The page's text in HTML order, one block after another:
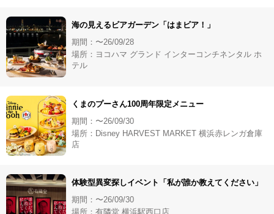
海の見えるビアガーデン「はまビア！」
期間：〜26/09/28
場所：ヨコハマ グランド インターコンチネンタル ホ
テル
くまのプーさん100周年限定メニュー
期間：〜26/09/30
場所：Disney HARVEST MARKET 横浜赤レンガ倉庫
店
体験型異変探しイベント「私が誰か教えてください」
期間：〜26/09/30
場所：有隣堂 横浜駅西口店